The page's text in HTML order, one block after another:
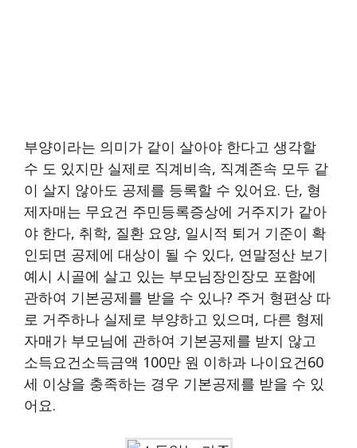
부양이라는 의미가 같이 살아야 한다고 생각할
수 도 있지만 실제로 직계비속, 직계존속 모두 같
이 살지 않아도 공제를 등록할 수 있어요. 단, 형
제자매는 무요건 주민등록증상에 거주지가 같아
야 한다, 취학, 질환 요양, 일시적 퇴거 기준이 확
인되면 공제에 대상이 될 수 있다, 연말정산 보기
예시 시골에 살고 있는 부모님장인장모 포함에
관하여 기본공제를 받을 수 있나? 주거 형편상 따
로 거주하나 실제로 부양하고 있으며, 다른 형제
자매가 부모님에 관하여 기본공제를 받지 않고
소득요건소득금액 100만 원 이하과 나이요건60
세 이상을 충족하는 경우 기본공제를 받을 수 있
어요.